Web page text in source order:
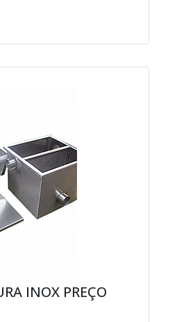
INOX PREÇO